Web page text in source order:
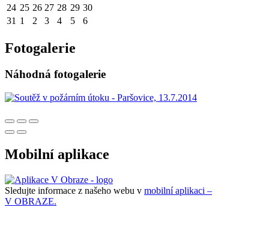
24 25 26 27 28 29 30
31 1 2 3 4 5 6
Fotogalerie
Náhodná fotogalerie
Mobilní aplikace
Sledujte informace z našeho webu v mobilní aplikaci –
V OBRAZE.